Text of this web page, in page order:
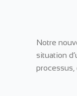
Notre
situation
processus,